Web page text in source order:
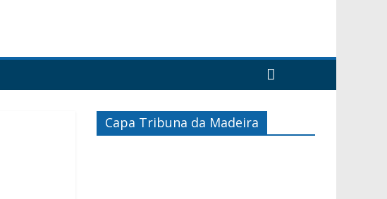
Capa Tribuna da Madeira